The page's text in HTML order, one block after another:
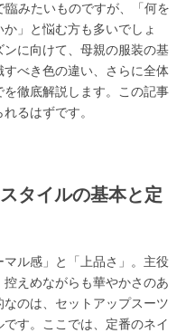
みたいものですが、「何を
」と悩む方も多いでしょ
に向けて、母親の服装の基
べき色の違い、さらに全体
徹底解説します。この記事
るはずです。
タイルの基本と定
ル感」と「上品さ」。主役
えめながらも華やかさのあ
のは、セットアップスーツ
す。ここでは、定番のネイ